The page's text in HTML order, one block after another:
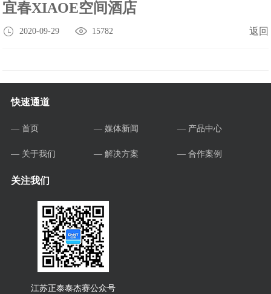
宜春XIAOE空间酒店
返回
2020-09-29 15782
快速通道
— 首页 — 媒体新闻 — 产品中心
— 关于我们 — 解决方案 — 合作案例
关注我们
江苏正泰泰杰赛公众号